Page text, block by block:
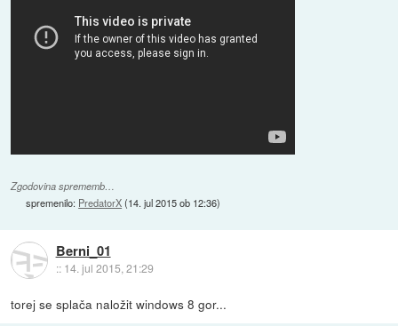
Zgodovina sprememb…
spremenilo: PredatorX(14. jul 2015 ob 12:36)
Berni_01
:: 14. jul 2015, 21:29
torej se splača naložit windows 8 gor...